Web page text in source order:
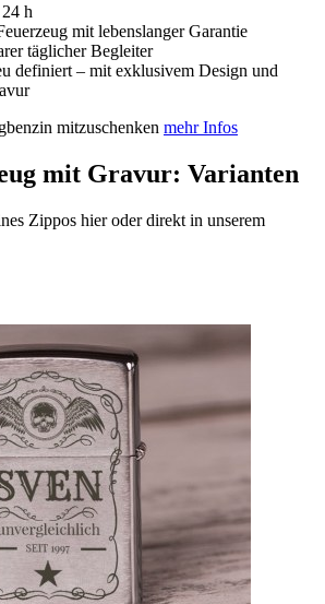
h
mit lebenslanger Garantie
täglicher Begleiter
definiert – mit exklusivem Design und
mitzuschenken mehr Infos
mit Gravur: Varianten
Zippos hier oder direkt in unserem